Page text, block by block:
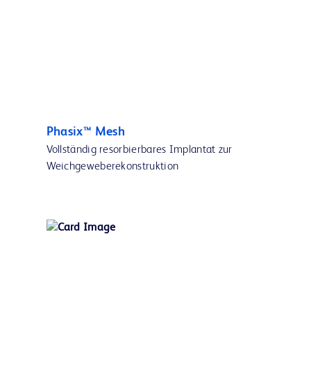
Phasix™ Mesh
Vollständig resorbierbares Implantat zur
Weichgeweberekonstruktion